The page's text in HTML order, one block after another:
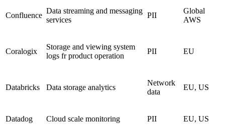
Confluence
Data streaming and messaging
services
PII
Global
AWS
Coralogix
Storage and viewing system
logs fr product operation
PII EU
Databricks Data storage analytics
Network
data
EU, US
Datadog Cloud scale monitoring PII EU, US